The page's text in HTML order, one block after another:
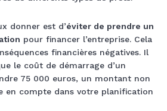
donner est d’éviter de prendre un
pour financer l’entreprise. Cela
financières négatives. Il
le coût de démarrage d’un
75 000 euros, un montant non
en compte dans votre planification